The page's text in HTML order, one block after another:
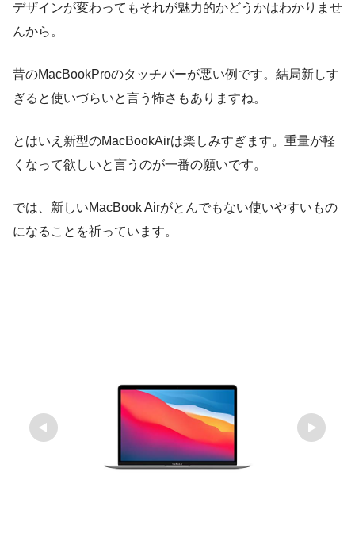
デザインが変わってもそれが魅力的かどうかはわかりませ
んから。
昔のMacBookProのタッチバーが悪い例です。結局新しす
ぎると使いづらいと言う怖さもありますね。
とはいえ新型のMacBookAirは楽しみすぎます。重量が軽
くなって欲しいと言うのが一番の願いです。
では、新しいMacBook Airがとんでもない使いやすいもの
になることを祈っています。